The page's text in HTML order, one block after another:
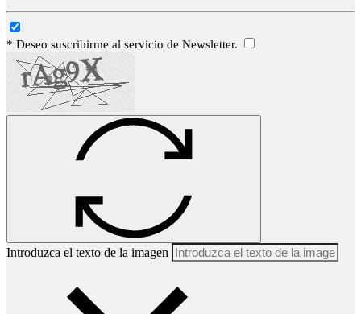
* Deseo suscribirme al servicio de Newsletter.
Introduzca el texto de la imagen